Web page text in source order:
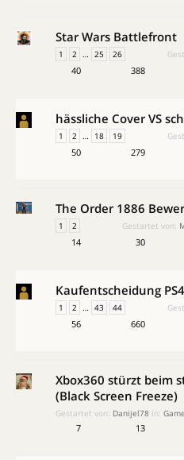
Star Wars Battlefront
1 2 … 25 26
40 388
hässliche Cover VS
1 2 … 18 19
50 279
The Order 1886
1 2 Gestartet von:
14 30
Kaufentscheidung
1 2 … 43 44
56 660
Xbox360 stürzt beim
(Black Screen Freeze)
Gestartet von: Danijel78 in:
7 13